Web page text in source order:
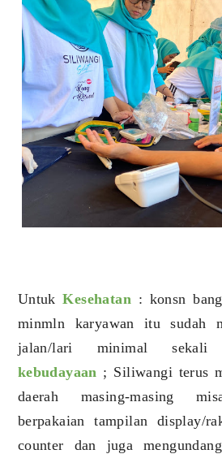
UntukKesehatan : konsn
minmln karyawan itu sudah
jalan/lari minimal sekali
kebudayaan ; Siliwangi terus
daerah masing-masing
berpakaian tampilan display/
counter dan juga